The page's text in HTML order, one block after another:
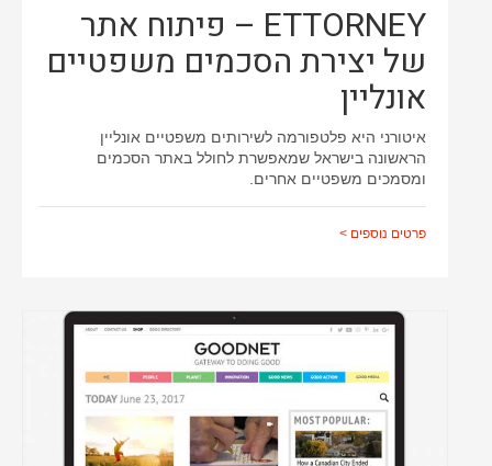
ETTORNEY – פיתוח אתר
של יצירת הסכמים משפטיים
אונליין
איטורני היא פלטפורמה לשירותים משפטיים אונליין
הראשונה בישראל שמאפשרת לחולל באתר הסכמים
ומסמכים משפטיים אחרים.
פרטים נוספים >